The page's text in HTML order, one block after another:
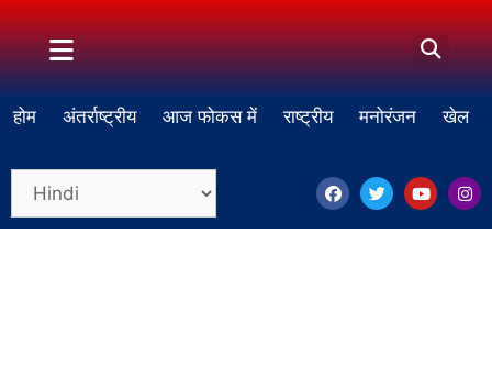
होम अंतर्राष्ट्रीय आज फोकस में राष्ट्रीय मनोरंजन खेल